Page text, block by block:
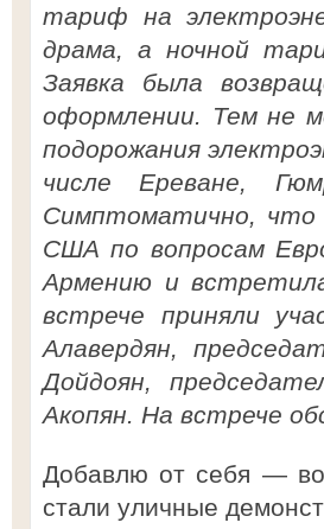
тариф на
драма, а ночной
Заявка была
оформлении. Тем не
подорожания
числе Ереване,
Симптоматично, что
США по вопросам
Армению и
встрече приняли
Алавердян,
Дойдоян,
Акопян. На встрече
Добавлю от себя —
стали уличные